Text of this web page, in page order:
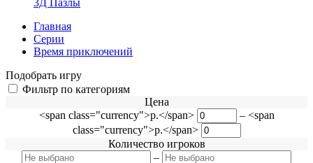
3Д Пазлы
Главная
Серии
Время приключений
Подобрать игру
Фильтр по категориям
Цена
<span class="currency">р.</span>
– <span
class="currency">р.</span>
Количество игроков
–